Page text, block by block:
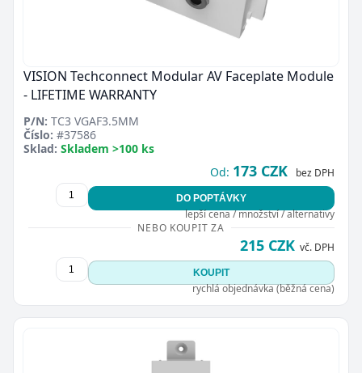
VISION Techconnect Modular AV Faceplate Module
- LIFETIME WARRANTY
P/N: TC3 VGAF3.5MM
Číslo: #37586
Sklad: Skladem >100 ks
Od: 173 CZK bez DPH
DO POPTÁVKY
lepší cena / množství / alternativy
NEBO KOUPIT ZA
215 CZK vč. DPH
KOUPIT
rychlá objednávka (běžná cena)